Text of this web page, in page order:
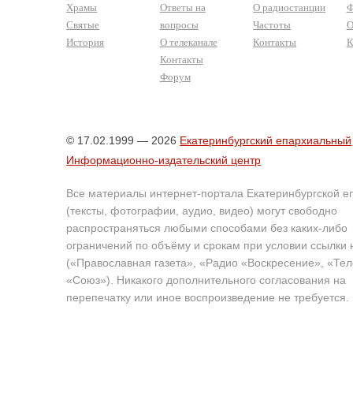
Храмы
Святые
История
Ответы на
вопросы
О телеканале
Контакты
Форум
О радиостанции
Частоты
Контакты
© 17.02.1999 — 2026 Екатеринбургский епархиальный
Информационно-издательский центр
Все материалы интернет-портала Екатеринбургской
(тексты, фотографии, аудио, видео) могут свободно
распространяться любыми способами без каких-либо
ограничений по объёму и срокам при условии ссылки
(«Православная газета», «Радио «Воскресение»,
«Союз»). Никакого дополнительного согласования на
перепечатку или иное воспроизведение не требуется.